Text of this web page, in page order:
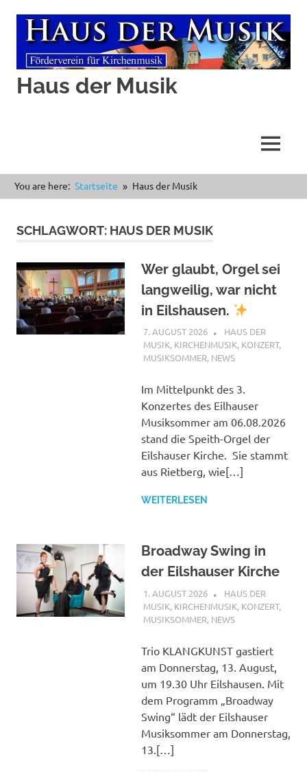
Zum
Inhalt
Haus der Musik
MENÜ
You are here: Startseite Haus der Musik
SCHLAGWORT: HAUS DER MUSIK
Wer glaubt, Orgel sei
langweilig, war nicht
in Eilshausen.
7. AUGUST 2026 ANDREAS
HAUS DER
MUSIK, KIRCHENMUSIK, KONZERT,
MUSIKSOMMER, NEWS
Im Mittelpunkt des 3.
Konzertes des Eilhauser
Musiksommer am 06.08.2026
stand die Speith-Orgel der
Eilshauser Kirche. Sie stammt
aus Rietberg, wie[…]
WEITERLESEN
Broadway Swing in
der Eilshauser Kirche
1. AUGUST 2026 ANDREAS
HAUS DER
MUSIK, KIRCHENMUSIK, KONZERT,
MUSIKSOMMER, NEWS
Trio KLANGKUNST gastiert
am Donnerstag, 13. August,
um 19.30 Uhr Eilshausen. Mit
dem Programm „Broadway
Swing“ lädt der Eilshauser
Musiksommer am Donnerstag,
13.[…]